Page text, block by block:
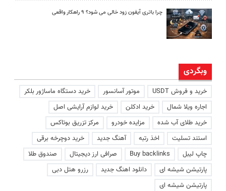
چرا باتری آیفون زود خالی می شود؟ ۹ راهکار واقعی
وبگردی
خرید و فروش USDT موتور آسانسور
خرید دستگاه ماساژور بلکر
اجاره ویلا شمال
خرید ادکلن
خرید لوازم آرایشی اصل
خرید طلای آب شده
مزایده خودرو
مرکز تزریق بوتاکس
استند تسلیت
اخذ رتبه آهنگ جدید
خرید دوچرخه برقی
چاپ لیبل
Buy backlinks صرافی ارز دیجیتال
صندوق طلا
پارتیشن شیشه ای
دانلود اهنگ جدید
رزرو هتل دبی
پارتیشن شیشه ای